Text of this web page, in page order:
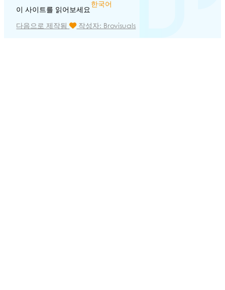
이 사이트를 읽어보세요
한국어
다음으로 제작됨 작성자: Brovisuals